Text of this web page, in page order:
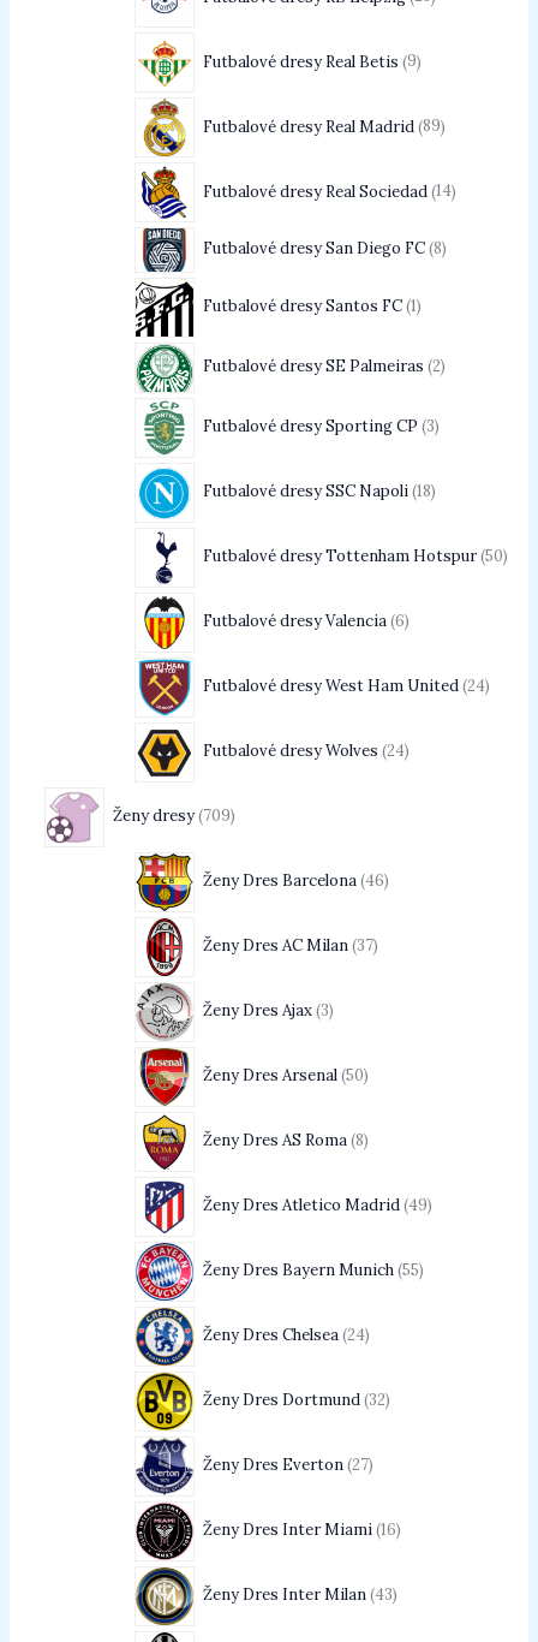
Futbalové dresy Real Betis 9
Futbalové dresy Real Madrid 89
Futbalové dresy Real Sociedad 14
Futbalové dresy San Diego FC 8
Futbalové dresy Santos FC 1
Futbalové dresy SE Palmeiras 2
Futbalové dresy Sporting CP 3
Futbalové dresy SSC Napoli 18
Futbalové dresy Tottenham Hotspur 50
Futbalové dresy Valencia 6
Futbalové dresy West Ham United 24
Futbalové dresy Wolves 24
Ženy dresy 709
Ženy Dres Barcelona 46
Ženy Dres AC Milan 37
Ženy Dres Ajax 3
Ženy Dres Arsenal 50
Ženy Dres AS Roma 8
Ženy Dres Atletico Madrid 49
Ženy Dres Bayern Munich 55
Ženy Dres Chelsea 24
Ženy Dres Dortmund 32
Ženy Dres Everton 27
Ženy Dres Inter Miami 16
Ženy Dres Inter Milan 43